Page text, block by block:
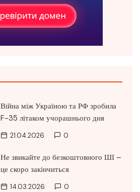
Війна між Україною та РФ зробила
F-35 літаком учорашнього дня
21.04.2026 0
Не звикайте до безкоштовного ШІ –
це скоро закінчиться
14.03.2026 0